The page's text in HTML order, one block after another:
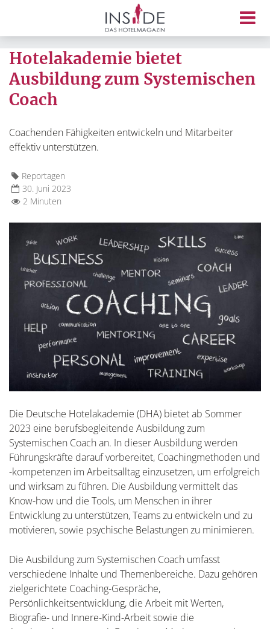
Hotelakademie bietet
Ausbildung zum Systemischen
Coach
Coachenden Fähigkeiten entwickeln und Mitarbeiter
effektiv unterstützen.
Reportagen
30. Juni 2023
2 Minuten
Die Deutsche Hotelakademie (DHA) bietet ab Sommer
2023 eine berufsbegleitende Ausbildung zum
Systemischen Coach an. In dieser Ausbildung werden
Führungskräfte darauf vorbereitet, Coachingmethoden und
-kompetenzen im Arbeitsalltag einzusetzen, um erfolgreich
und wirksam zu führen. Die Ausbildung vermittelt das
Know-how und die Tools, um Menschen in ihrer
Entwicklung zu unterstützen, Teams zu entwickeln und zu
motivieren, sowie psychische Belastungen zu minimieren.
Die Ausbildung zum Systemischen Coach umfasst
verschiedene Inhalte und Themenbereiche. Dazu gehören
zielgerichtete Coaching-Gespräche,
Persönlichkeitsentwicklung, die Arbeit mit Werten,
Biografie- und Innere-Kind-Arbeit sowie die